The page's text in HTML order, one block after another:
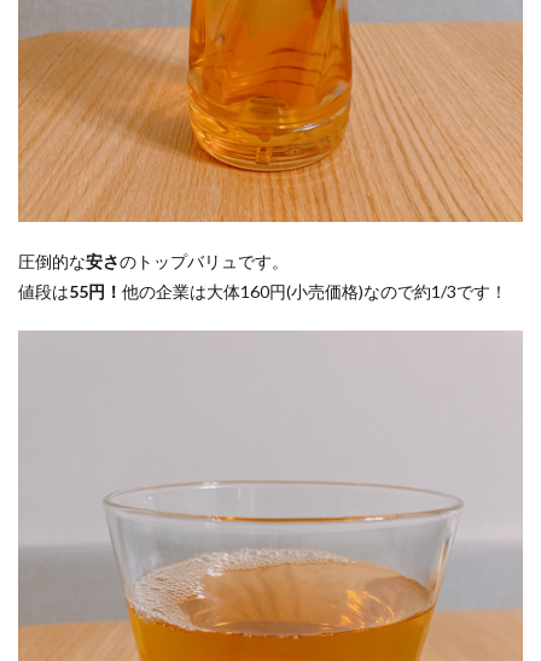
圧倒的な安さのトップバリュです。
値段は55円！ 他の企業は大体160円(小売価格)なので約1/3です！